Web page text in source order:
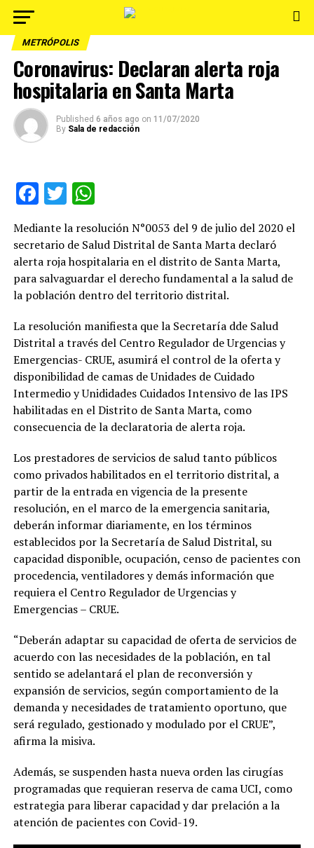
METRÓPOLIS
Coronavirus: Declaran alerta roja
hospitalaria en Santa Marta
Published 6 años ago on 11/07/2020
By Sala de redacción
Facebook
TwitterWhatsApp
Mediante la resolución N°0053 del 9 de julio del 2020 el
secretario de Salud Distrital de Santa Marta declaró
alerta roja hospitalaria en el distrito de Santa Marta,
para salvaguardar el derecho fundamental a la salud de
la población dentro del territorio distrital.
La resolución manifiesta que la Secretaría dde Salud
Distrital a través del Centro Regulador de Urgencias y
Emergencias- CRUE, asumirá el control de la oferta y
disponibilidad de camas de Unidades de Cuidado
Intermedio y Unididades Cuidados Intensivo de las IPS
habilitadas en el Distrito de Santa Marta, como
consecuencia de la declaratoria de alerta roja.
Los prestadores de servicios de salud tanto públicos
como privados habilitados en el territorio distrital, a
partir de la entrada en vigencia de la presente
resolución, en el marco de la emergencia sanitaria,
deberán informar diariamente, en los términos
establecidos por la Secretaría de Salud Distrital, su
capacidad disponible, ocupación, censo de pacientes con
procedencia, ventiladores y demás información que
requiera el Centro Regulador de Urgencias y
Emergencias – CRUE.
“Deberán adaptar su capacidad de oferta de servicios de
acuerdo con las necesidades de la población, en tal
sentido se adelantará el plan de reconversión y
expansión de servicios, según comportamiento de la
demanda y necesidades de tratamiento oportuno, que
será regulado, gestionado y modulado por el CRUE”,
afirma la misiva.
Además, se suspenden hasta nueva orden las cirugías
programadas que requieran reserva de cama UCI, como
estrategia para liberar capacidad y dar prelación a la
atención de pacientes con Covid-19.